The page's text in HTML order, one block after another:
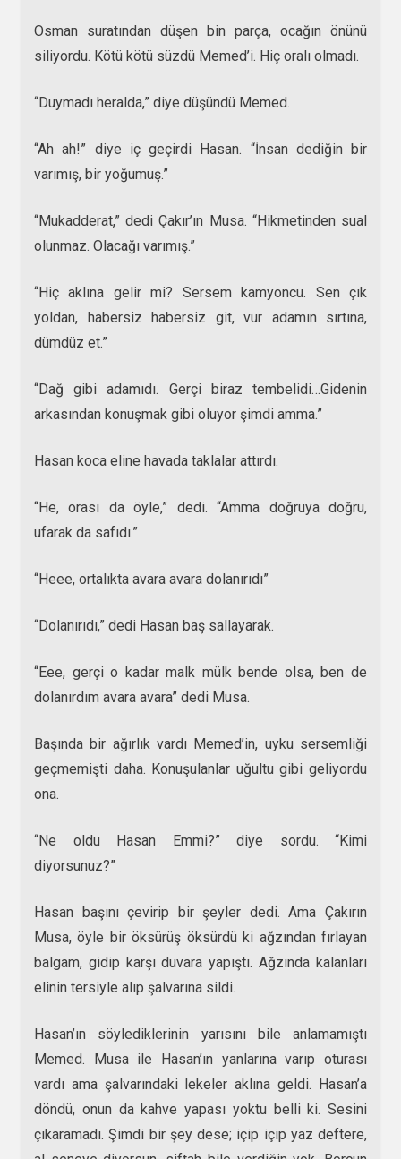
Osman suratından düşen bin parça, ocağın önünü
siliyordu. Kötü kötü süzdü Memed’i. Hiç oralı olmadı.
“Duymadı heralda,” diye düşündü Memed.
“Ah ah!” diye iç geçirdi Hasan. “İnsan dediğin bir
varımış, bir yoğumuş.”
“Mukadderat,” dedi Çakır’ın Musa. “Hikmetinden sual
olunmaz. Olacağı varımış.”
“Hiç aklına gelir mi? Sersem kamyoncu. Sen çık
yoldan, habersiz habersiz git, vur adamın sırtına,
dümdüz et.”
“Dağ gibi adamıdı. Gerçi biraz tembelidi…Gidenin
arkasından konuşmak gibi oluyor şimdi amma.”
Hasan koca eline havada taklalar attırdı.
“He, orası da öyle,” dedi. “Amma doğruya doğru,
ufarak da safıdı.”
“Heee, ortalıkta avara avara dolanırıdı”
“Dolanırıdı,” dedi Hasan baş sallayarak.
“Eee, gerçi o kadar malk mülk bende olsa, ben de
dolanırdım avara avara” dedi Musa.
Başında bir ağırlık vardı Memed’in, uyku sersemliği
geçmemişti daha. Konuşulanlar uğultu gibi geliyordu
ona.
“Ne oldu Hasan Emmi?” diye sordu. “Kimi
diyorsunuz?”
Hasan başını çevirip bir şeyler dedi. Ama Çakırın
Musa, öyle bir öksürüş öksürdü ki ağzından fırlayan
balgam, gidip karşı duvara yapıştı. Ağzında kalanları
elinin tersiyle alıp şalvarına sildi.
Hasan’ın söylediklerinin yarısını bile anlamamıştı
Memed. Musa ile Hasan’ın yanlarına varıp oturası
vardı ama şalvarındaki lekeler aklına geldi. Hasan’a
döndü, onun da kahve yapası yoktu belli ki. Sesini
çıkaramadı. Şimdi bir şey dese; içip içip yaz deftere,